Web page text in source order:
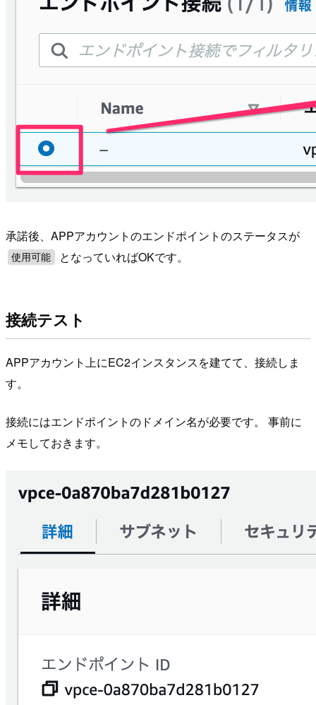
承諾後、APPアカウントのエンドポイントのステータスが
使用可能 となっていればOKです。
接続テスト
APPアカウント上にEC2インスタンスを建てて、接続しま
す。
接続にはエンドポイントのドメイン名が必要です。 事前に
メモしておきます。